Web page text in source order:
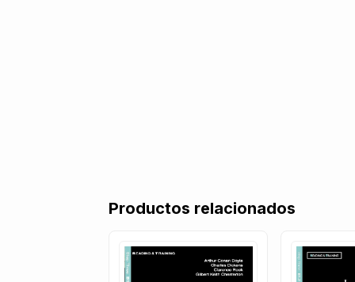
Productos relacionados